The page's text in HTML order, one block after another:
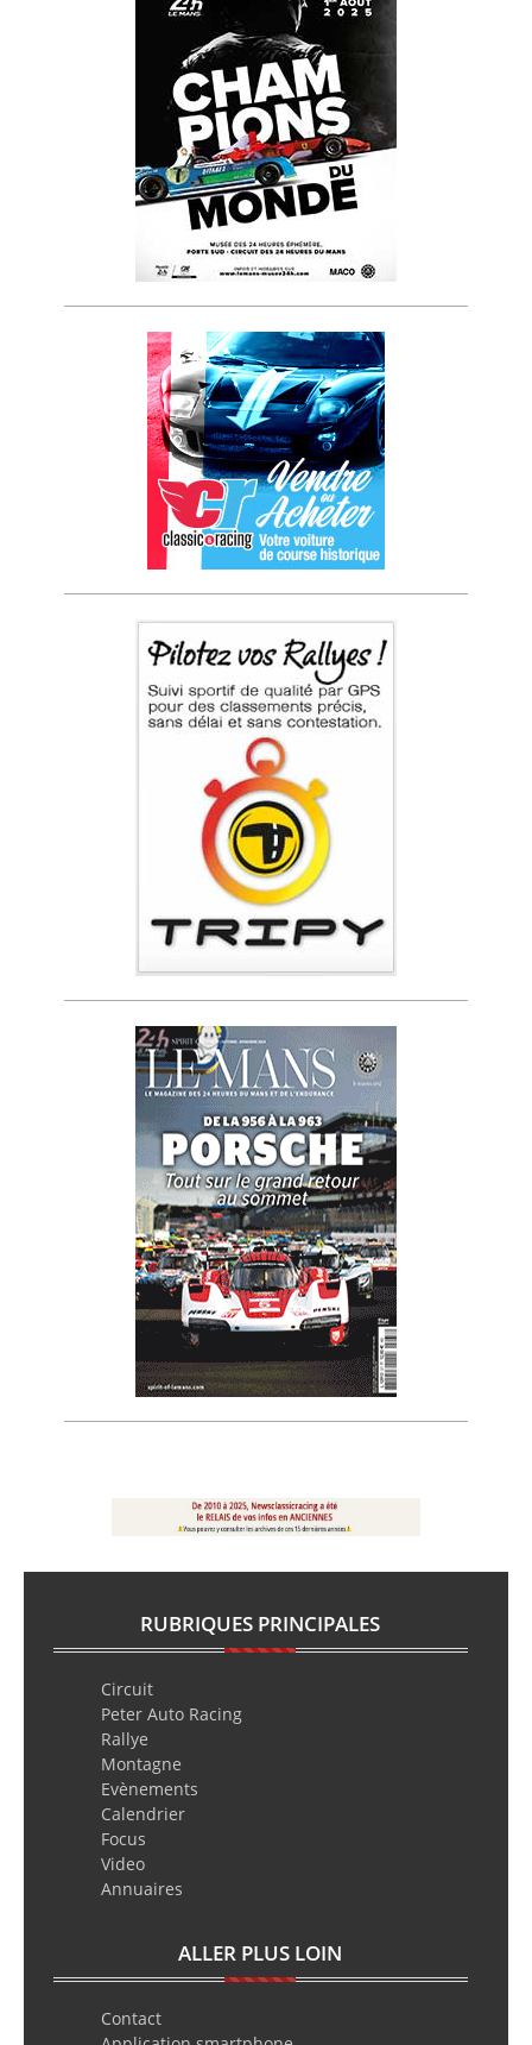
RUBRIQUES PRINCIPALES
Circuit
Peter Auto Racing
Rallye
Montagne
Evènements
Calendrier
Focus
Video
Annuaires
ALLER PLUS LOIN
Contact